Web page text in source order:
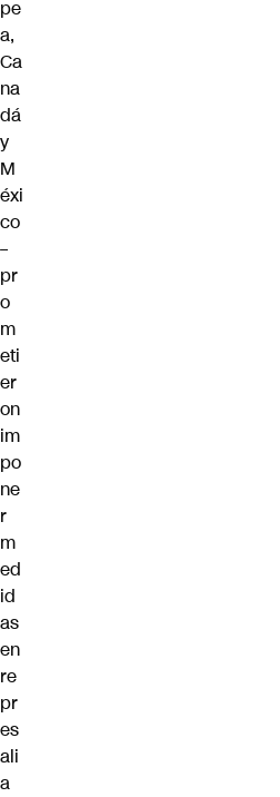
pe
a,
Ca
na
dá
y
M
éxi
co
–
pr
o
m
eti
er
on
im
po
ne
r
m
ed
id
as
en
re
pr
es
ali
a